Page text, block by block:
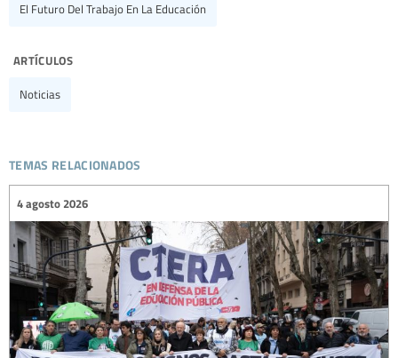
El Futuro Del Trabajo En La Educación
artículos
Noticias
temas relacionados
4 agosto 2026